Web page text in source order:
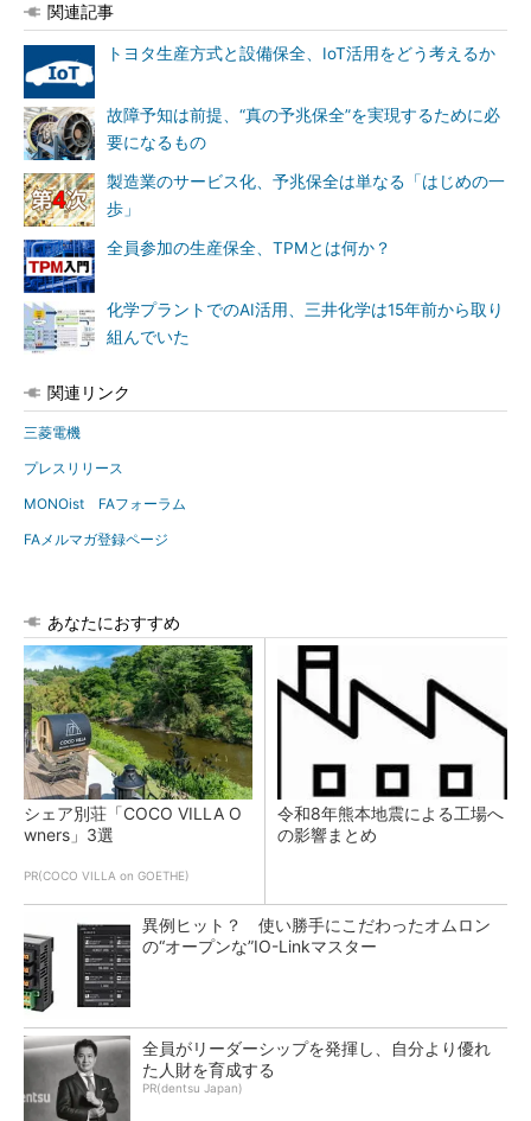
関連記事
トヨタ生産方式と設備保全、IoT活用をどう考えるか
故障予知は前提、“真の予兆保全”を実現するために必
要になるもの
製造業のサービス化、予兆保全は単なる「はじめの一
歩」
全員参加の生産保全、TPMとは何か？
化学プラントでのAI活用、三井化学は15年前から取り
組んでいた
関連リンク
三菱電機
プレスリリース
MONOist FAフォーラム
FAメルマガ登録ページ
あなたにおすすめ
シェア別荘「COCO VILLA O
wners」3選
PR(COCO VILLA on GOETHE)
令和8年熊本地震による工場へ
の影響まとめ
異例ヒット？ 使い勝手にこだわったオムロン
の“オープンな”IO-Linkマスター
全員がリーダーシップを発揮し、自分より優れ
た人財を育成する
PR(dentsu Japan)